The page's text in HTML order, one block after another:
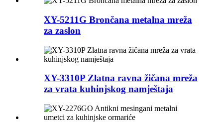
XY-5211G Brončana metalna mreža
za zaslon
XY-3310P Zlatna ravna žičana mreža
za vrata kuhinjskog namještaja